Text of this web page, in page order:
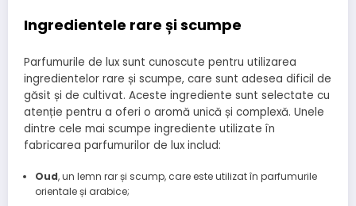
Ingredientele rare și scumpe
Parfumurile de lux sunt cunoscute pentru utilizarea
ingredientelor rare și scumpe, care sunt adesea dificil de
găsit și de cultivat. Aceste ingrediente sunt selectate cu
atenție pentru a oferi o aromă unică și complexă. Unele
dintre cele mai scumpe ingrediente utilizate în
fabricarea parfumurilor de lux includ:
Oud, un lemn rar și scump, care este utilizat în parfumurile
orientale și arabice;